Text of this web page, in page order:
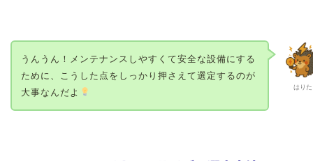
はりた
うんうん！メンテナンスしやすくて安全な設備にする
ために、こうした点をしっかり押さえて選定するのが
大事なんだよ